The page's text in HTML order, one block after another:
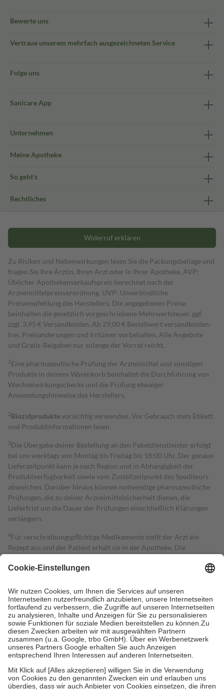
Bewerte uns
Vertraue unserem mehrfach ausgezeichneten Service
Folge uns
Sanicare App
Unternehmen
Meine Apotheke
So geht's
Rechtliches
Widerruf erklären
Zu Risiken und Nebenwirkungen lesen Sie die Packungsbeilage und
fragen Sie Ihre Ärztin, Ihren Arzt oder in Ihrer Apotheke. AVP:
Üblicher Apothekenverkaufspreis berechnet nach der
Arzneimittelpreisverordnung. UVP: Unverbindliche
Preisempfehlung des Herstellers. Die angegebenen Preise
beinhalten die gesetzlich vorgeschriebene Mehrwertsteuer, ggf.
zzgl. 3,95 € Versandkosten. Ab 29,00 € Bestell­wert versand­kosten­
frei. Preisänderungen und Irrtümer vorbehalten. Alle Angebote
und Gratis-Beigaben nur solange der Vorrat reicht.
1 Eine pharmazeutische Prüfung der Arzneimittel und sonstigen
Produkte in deinem Warenkorb beinhaltet die Durchführung von
Wechselwirkungschecks und die Prüfung etwaiger
Anwendungshinweise des Herstellers.
2Biozidproduktevorsichtig verwenden. Vor Gebrauch stets Etikett
und Produktinformationen lesen.
3Die Übergabe deiner Bestellung an den Paketdienstleister erfolgt
bei uns werktags von Montag bis Freitag bis 18:00 Uhr. Der genaue
Lieferzeitpunkt kann je nach Region und in Abhängigkeit der
Produktverfügbarkeit sowie vom Zustellzeitpunkt des Spediteurs
abweichen. Darüber hinaus können notwendige pharmazeutische
Prüfungen, die zu deiner Arzneimittelsicherheit dienen, die
Lieferfrist um die Dauer der Prüfungen einschließlich Klärungen
verlängern.
4Für verschreibungspflichtige Medikamente stellt der Arzt ein
Rezept aus und der Patient erhält sie in der Apotheke. Die
Kosten dafür, der Versicherte trägt einen Teil davon als Zuzahlung
Grundsätzlich leisten Mitglieder Zuzahlungen in Höhe von zehn
Prozent des Abgabepreises,mindestensjedochfünf Euround
höchstens zehn Euro.Es sind jedoch nie mehr als die tatsächlichen
Kosten der Leistung zu entrichten.
Diese Regeln gelten grundsätzlich auch für Online-Apotheken.
Bei Heilmitteln und häuslicher Krankenpflege beträgt die
Zuzahlung zehn Prozent der Kosten sowie zehn Euro je
Um das Engagement der Versicherten für ihre eigene Gesundheit zu
stärken und die besondere Stellung der Familie zu unterstützen,